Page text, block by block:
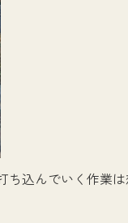
込んでいく作業は